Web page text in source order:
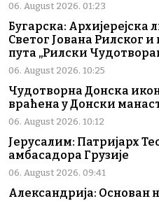
06. August 2026. 01:23
Бугарска: Архијерејска
Светог Јована Рилског
пута „Рилски
06. August 2026. 10:25
Чудотворна Донска
враћена у Донски
06. August 2026. 10:12
Јерусалим: Патријарх
амбасадора Грузије
06. August 2026. 09:41
Александрија: Основан